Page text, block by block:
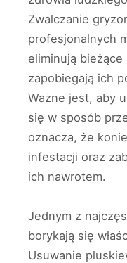
Zwalczanie
profesjonalnych
eliminują
zapobiegają ich
Ważne jest, aby
się w sposób
oznacza, że
infestacji oraz
ich nawrotem.
Jednym z
borykają się
Usuwanie